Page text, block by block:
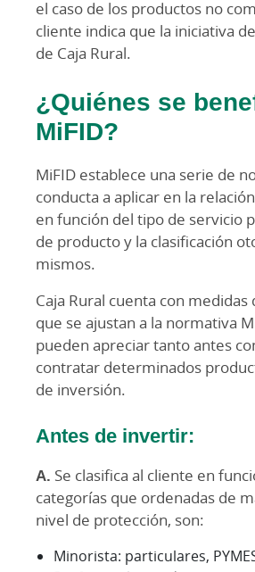
el caso de los productos no
cliente indica que la iniciativa
de Caja Rural.
¿Quiénes se
MiFID?
MiFID establece una serie de
conducta a aplicar en la
en función del tipo de servicio
de producto y la clasificación
mismos.
Caja Rural cuenta con
que se ajustan a la normativa
pueden apreciar tanto antes
contratar determinados
de inversión.
Antes de invertir:
A. Se clasifica al cliente en
categorías que ordenadas de
nivel de protección, son:
Minorista: particulares,